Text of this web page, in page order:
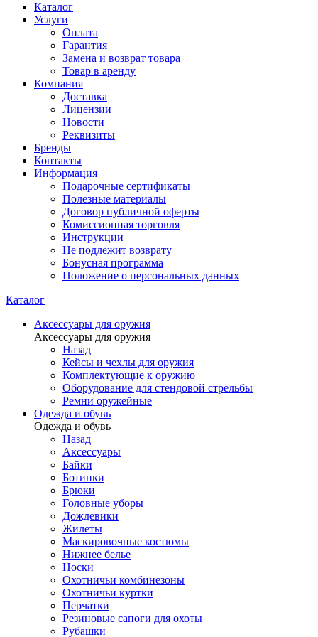
Каталог
Услуги
Оплата
Гарантия
Замена и возврат товара
Товар в аренду
Компания
Доставка
Лицензии
Новости
Реквизиты
Бренды
Контакты
Информация
Подарочные сертификаты
Полезные материалы
Договор публичной оферты
Комиссионная торговля
Инструкции
Не подлежит возврату
Бонусная программа
Положение о персональных данных
Каталог
Аксессуары для оружия
Аксессуары для оружия
Назад
Кейсы и чехлы для оружия
Комплектующие к оружию
Оборудование для стендовой стрельбы
Ремни оружейные
Одежда и обувь
Одежда и обувь
Назад
Аксессуары
Байки
Ботинки
Брюки
Головные уборы
Дождевики
Жилеты
Маскировочные костюмы
Нижнее белье
Носки
Охотничьи комбинезоны
Охотничьи куртки
Перчатки
Резиновые сапоги для охоты
Рубашки